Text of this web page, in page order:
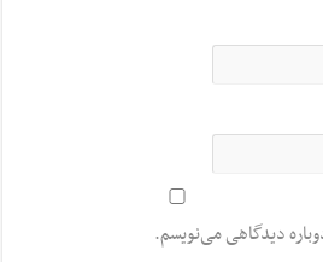
دیدگاهی می‌نویسم.